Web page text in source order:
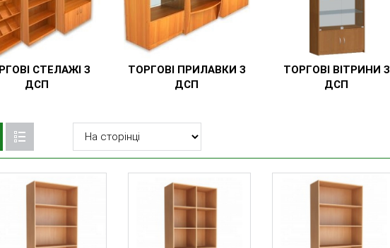
СТЕЛАЖІ З
ДСП
ТОРГОВІ ПРИЛАВКИ З
ДСП
ТОРГОВІ ВІТРИНИ З
ДСП